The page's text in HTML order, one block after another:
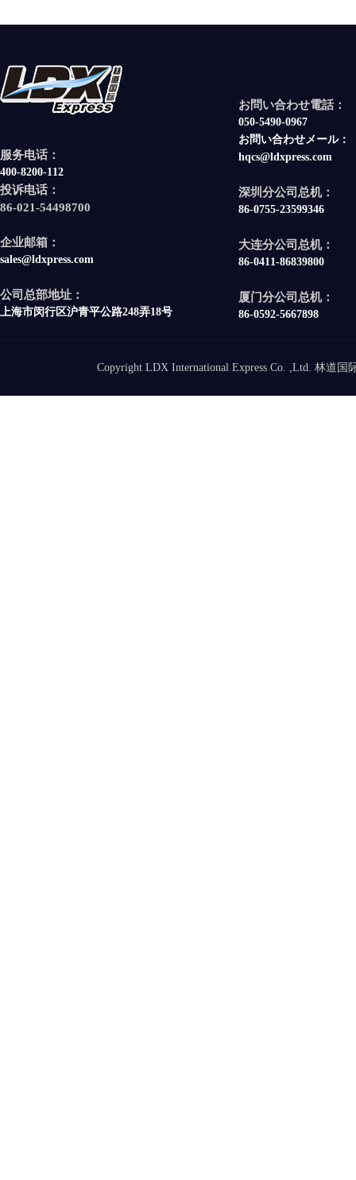
服务电话：
400-8200-112
投诉电话：
86-021-54498700
企业邮箱：
sales@ldxpress.com
公司总部地址：
上海市闵行区沪青平公路248弄18号
お問い合わせ電話：
050-5490-0967
お問い合わせメール：
hqcs@ldxpress.com
深圳分公司总机：
86-0755-23599346
大连分公司总机：
86-0411-86839800
厦门分公司总机：
86-0592-5667898
Copyright LDX International Express Co. ,Ltd. 林道国